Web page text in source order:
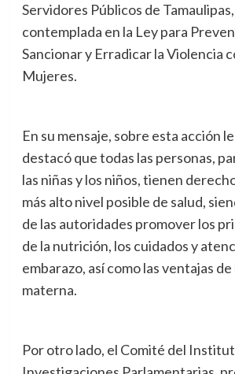
Servidores Públicos de
contemplada en la Ley para
Sancionar y Erradicar la Violencia
Mujeres.
En su mensaje, sobre esta acción
destacó que todas las personas,
las niñas y los niños, tienen
más alto nivel posible de salud,
de las autoridades promover los
de la nutrición, los cuidados y
embarazo, así como las ventajas
materna.
Por otro lado, el Comité del